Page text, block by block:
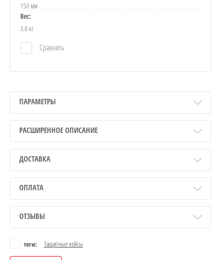
150 мм
Вес:
3.8 кг
Сравнить
ПАРАМЕТРЫ
РАСШИРЕННОЕ ОПИСАНИЕ
ДОСТАВКА
ОПЛАТА
ОТЗЫВЫ
теги: Защитные кейсы